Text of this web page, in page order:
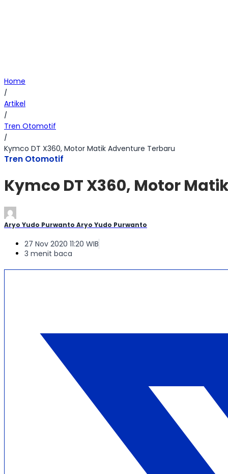
Home
/
Artikel
/
Tren Otomotif
/
Kymco DT X360, Motor Matik Adventure Terbaru
Tren Otomotif
Kymco DT X360, Motor
Aryo Yudo Purwanto Aryo Yudo Purwanto
27 Nov 2020 11:20 WIB
3 menit baca